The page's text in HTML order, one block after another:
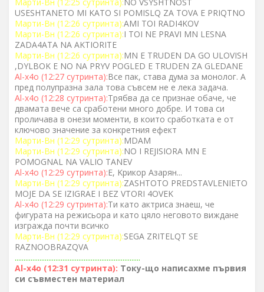
USESHTANETO MI KATO SI POMISLQ ZA TOVA E PRIQTNO
Марти-Вн (12:26 сутринта):AMI TOI RADI4KOV
Марти-Вн (12:26 сутринта):I TOI NE PRAVI MN LESNA
ZADA4ATA NA AKTIORITE
Марти-Вн (12:26 сутринта):MN E TRUDEN DA GO ULOVISH
,DYLBOK E NO NA PRYV POGLED E TRUDEN ZA GLEDANE
Al-x4o (12:27 сутринта):Все пак, става дума за монолог. А
пред полупразна зала това съвсем не е лека задача.
Al-x4o (12:28 сутринта):Tрябва да се признае обаче, че
двамата вече са сработени много добре. И това си
проличава в онези моменти, в които сработката е от
ключово значение за конкретния ефект
Марти-Вн (12:29 сутринта):MDAM
Марти-Вн (12:29 сутринта):NO I REJISIORA MN E
POMOGNAL NA VALIO TANEV
Al-x4o (12:29 сутринта):E, Kрикор Азарян...
Марти-Вн (12:29 сутринта):ZASHTOTO PREDSTAVLENIETO
MOJE DA SE IZIGRAE I BEZ VTORI 4OVEK
Al-x4o (12:29 сутринта):Tи като актриса знаеш, че
фигурата на режисьора и като цяло неговото виждане
изгражда почти всичко
Марти-Вн (12:29 сутринта):SEGA ZRITELQT SE
RAZNOOBRAZQVA
.......................................................................
Al-x4o (12:31 сутринта): Току-що написахме първия
си съвместен материал